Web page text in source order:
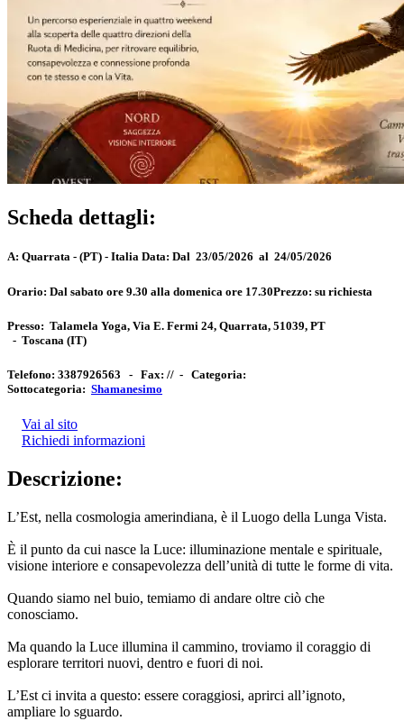
Scheda dettagli:
A: Quarrata - (PT) - Italia Data: Dal 23/05/2026 al 24/05/2026
Orario: Dal sabato ore 9.30 alla domenica ore 17.30Prezzo: su richiesta
Presso: Talamela Yoga, Via E. Fermi 24, Quarrata, 51039, PT
- Toscana (IT)
Telefono: 3387926563 - Fax: // - Categoria:
Sottocategoria: Shamanesimo
Vai al sito
Richiedi informazioni
Descrizione:
L’Est, nella cosmologia amerindiana, è il Luogo della Lunga Vista.
È il punto da cui nasce la Luce: illuminazione mentale e spirituale,
visione interiore e consapevolezza dell’unità di tutte le forme di vita.
Quando siamo nel buio, temiamo di andare oltre ciò che
conosciamo.
Ma quando la Luce illumina il cammino, troviamo il coraggio di
esplorare territori nuovi, dentro e fuori di noi.
L’Est ci invita a questo: essere coraggiosi, aprirci all’ignoto,
ampliare lo sguardo.